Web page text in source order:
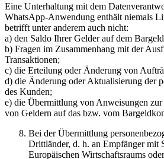
Eine Unterhaltung mit dem
WhatsApp-Anwendung enthält niemals
betrifft unter anderem auch nicht:
a) den Saldo Ihrer Gelder auf dem
b) Fragen im Zusammenhang mit der
Transaktionen;
c) die Erteilung oder Änderung von
d) die Änderung oder Aktualisierung der
des Kunden;
e) die Übermittlung von Anweisungen
von Geldern auf das bzw. vom
Bei der Übermittlung
Drittländer, d. h. an Empfänger mit
Europäischen Wirtschaftsraums